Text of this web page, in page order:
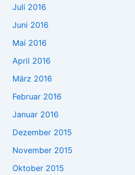
Juli 2016
Juni 2016
Mai 2016
April 2016
März 2016
Februar 2016
Januar 2016
Dezember 2015
November 2015
Oktober 2015